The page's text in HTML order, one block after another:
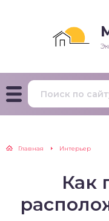
Главная Интерьер
Как